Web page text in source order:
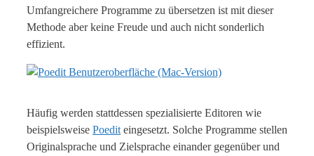
Umfangreichere Programme zu übersetzen ist mit dieser
Methode aber keine Freude und auch nicht sonderlich
effizient.
Häufig werden stattdessen spezialisierte Editoren wie
beispielsweise Poedit eingesetzt. Solche Programme stellen
Originalsprache und Zielsprache einander gegenüber und